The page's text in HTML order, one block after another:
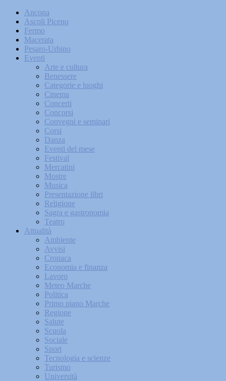
Ancona
Ascoli Piceno
Fermo
Macerata
Pesaro-Urbino
Eventi
Arte e cultura
Benessere
Categorie e luoghi
Cinema
Concerti
Concorsi
Convegni e seminari
Corsi
Danza
Eventi del mese
Festival
Mercatini
Mostre
Musica
Presentazione libri
Religione
Sagra e gastronomia
Teatro
Attualità
Ambiente
Avvisi
Cronaca
Economia e finanza
Lavoro
Meteo Marche
Politica
Primo piano Marche
Regione
Salute
Scuola
Sociale
Sport
Tecnologia e scienze
Turismo
Università